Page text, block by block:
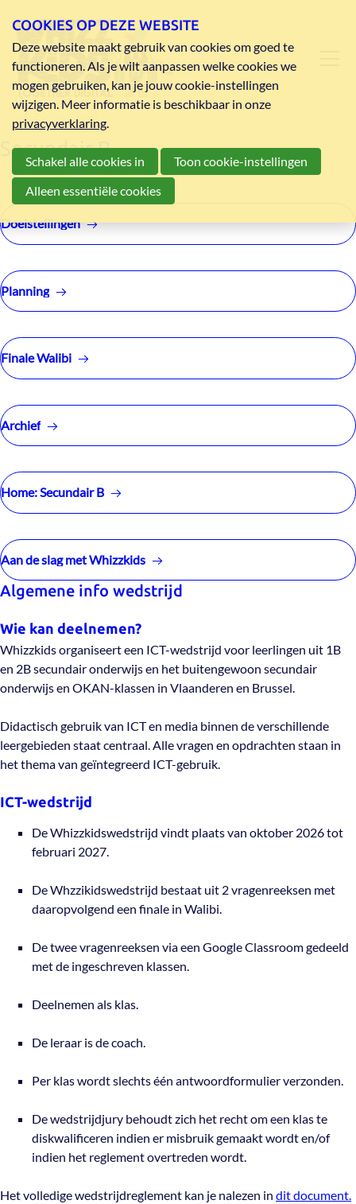
Secundair B
Algemene info wedstrijd
Wie kan deelnemen?
Whizzkids organiseert een ICT-wedstrijd voor leerlingen uit 1B
en 2B secundair onderwijs en het buitengewoon secundair
onderwijs en OKAN-klassen in Vlaanderen en Brussel.
Didactisch gebruik van ICT en media binnen de verschillende
leergebieden staat centraal. Alle vragen en opdrachten staan in
het thema van geïntegreerd ICT-gebruik.
ICT-wedstrijd
De Whizzkidswedstrijd vindt plaats van oktober 2026 tot
februari 2027.
De Whzzikidswedstrijd bestaat uit 2 vragenreeksen met
daaropvolgend een finale in Walibi.
De twee vragenreeksen via een Google Classroom gedeeld
met de ingeschreven klassen.
Deelnemen als klas.
De leraar is de coach.
Per klas wordt slechts één antwoordformulier verzonden.
De wedstrijdjury behoudt zich het recht om een klas te
diskwalificeren indien er misbruik gemaakt wordt en/of
indien het reglement overtreden wordt.
Het volledige wedstrijdreglement kan je nalezen in dit document.
Doelstellingen
Planning
Finale Walibi
Archief
Home: Secundair B
Aan de slag met Whizzkids
COOKIES OP DEZE WEBSITE
Deze website maakt gebruik van cookies om goed te
functioneren. Als je wilt aanpassen welke cookies we
mogen gebruiken, kan je jouw cookie-instellingen
wijzigen. Meer informatie is beschikbaar in onze
privacyverklaring.
Schakel alle cookies in
Toon cookie-instellingen
Alleen essentiële cookies